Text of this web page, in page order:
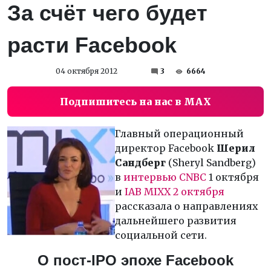
За счёт чего будет
расти Facebook
04 октября 2012 3 6664
Подпишитесь на нас в MAX
Главный операционный
директор Facebook Шерил
Сандберг (Sheryl Sandberg)
в интервью CNBC 1 октября
и IAB MIXX 2 октября
рассказала о направлениях
дальнейшего развития
социальной сети.
О пост-IPO эпохе Facebook